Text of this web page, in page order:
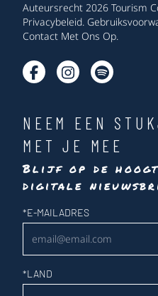
Auteursrecht 2026 Tourism
Privacybeleid.
Contact Met Ons Op.
NEEM EEN
MET JE MEE
Blijf op de
digitale
Nieuwsbrief
*E-MAILADRES
*LAND